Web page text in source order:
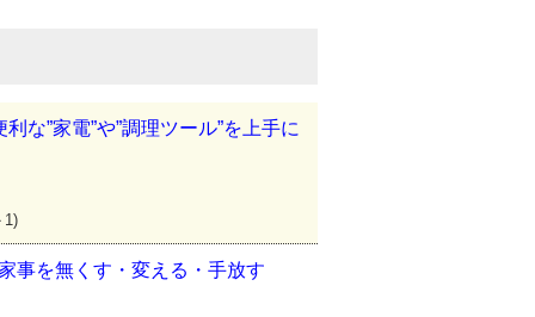
な”家電”や”調理ツール”を上手に
1)
事を無くす・変える・手放す